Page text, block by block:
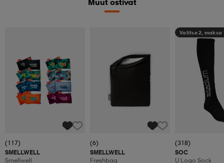
(117)
SMELLWELL
Smellwell
(6)
SMELLWELL
Freshbag
Valitse 2, maksa
(318)
SOC
U Logo Sock